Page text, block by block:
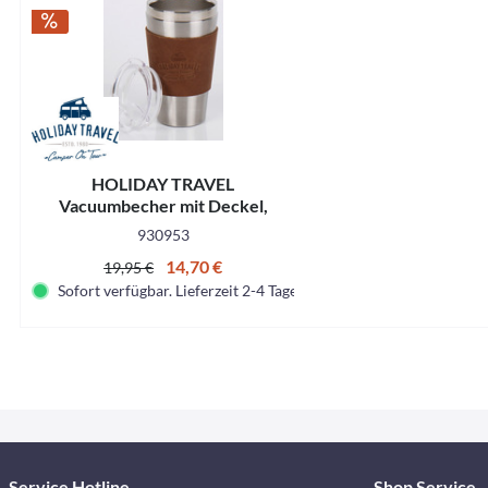
HOLIDAY TRAVEL
Vacuumbecher mit Deckel,
Edelstahl, 450ml, mit
930953
19,95 €
14,70 €
Sofort verfügbar. Lieferzeit 2-4 Tage.